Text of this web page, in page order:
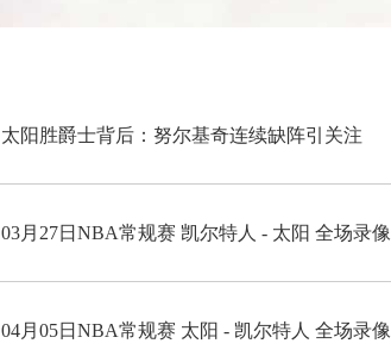
太阳胜爵士背后：努尔基奇连续缺阵引关注
03月27日NBA常规赛 凯尔特人 - 太阳 全场录像
04月05日NBA常规赛 太阳 - 凯尔特人 全场录像